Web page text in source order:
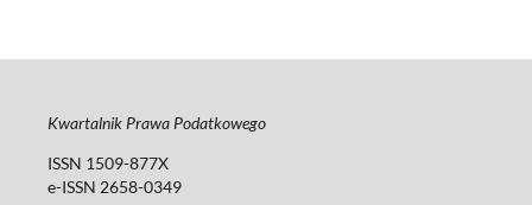
Kwartalnik Prawa Podatkowego
ISSN 1509-877X
e-ISSN 2658-0349